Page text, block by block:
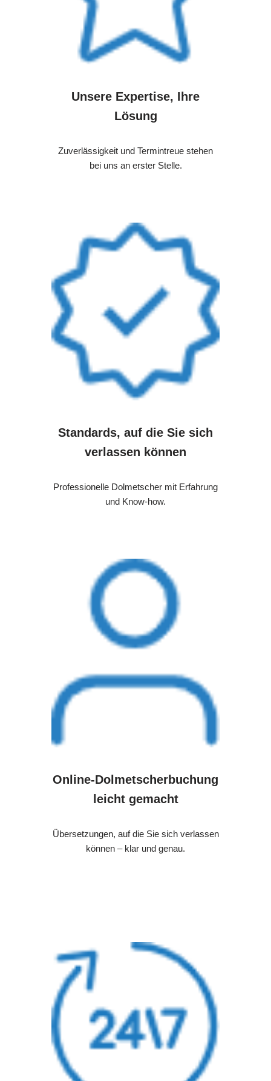
Unsere Expertise, Ihre
Lösung
Zuverlässigkeit und Termintreue stehen
bei uns an erster Stelle.
Standards, auf die Sie sich
verlassen können
Professionelle Dolmetscher mit Erfahrung
und Know-how.
Online-Dolmetscherbuchung
leicht gemacht
Übersetzungen, auf die Sie sich verlassen
können – klar und genau.